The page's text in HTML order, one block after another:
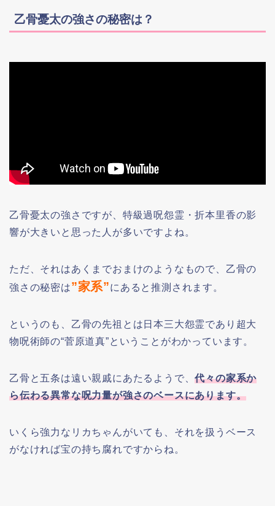
乙骨憂太の強さの秘密は？
乙骨憂太の強さですが、特級過呪怨霊・折本里香の影
響が大きいと思った人が多いですよね。
ただ、それはあくまでおまけのようなもので、乙骨の
強さの秘密は”家系”にあると推測されます。
というのも、乙骨の先祖とは日本三大怨霊であり超大
物呪術師の“菅原道真”ということがわかっています。
乙骨と五条は遠い親戚にあたるようで、代々の家系か
ら伝わる異常な呪力量が強さのベースにあります。
いくら強力なリカちゃんがいても、それを扱うベース
がなければ宝の持ち腐れですからね。